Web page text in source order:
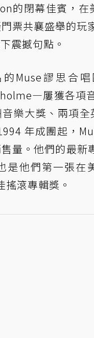
的閉幕佳賓，
票共襄盛舉的玩
震撼句點。
Muse謬思合
屢獲各項
樂大獎、兩項
年成團起，
量。他們的最
是他們第一張
滾專輯獎。